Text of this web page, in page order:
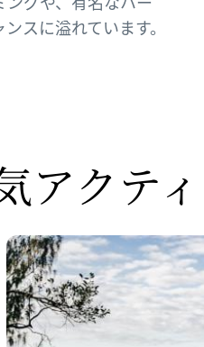
スに溢れています。
アクテ